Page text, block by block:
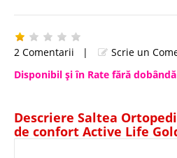
2 Comentarii |
Scrie un
Disponibil şi în Rate fără dobândă
Descriere Saltea
de confort Active Life